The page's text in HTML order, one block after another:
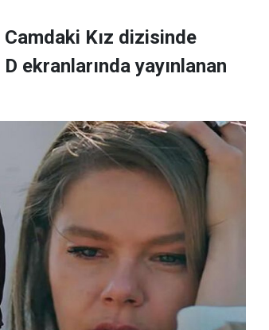
Kız dizisinde
ekranlarında yayınlanan